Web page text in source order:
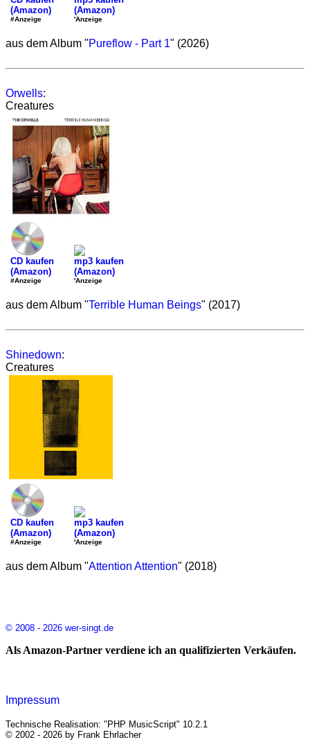
(Amazon)
#Anzeige
(Amazon)
'Anzeige
aus dem Album "Pureflow - Part 1" (2026)
Orwells:
Creatures
CD kaufen
(Amazon)
#Anzeige
mp3 kaufen
(Amazon)
'Anzeige
aus dem Album "Terrible Human Beings" (2017)
Shinedown:
Creatures
CD kaufen
(Amazon)
#Anzeige
mp3 kaufen
(Amazon)
'Anzeige
aus dem Album "Attention Attention" (2018)
© 2008 - 2026 wer-singt.de
Als Amazon-Partner verdiene ich an qualifizierten Verkäufen.
Impressum
Technische Realisation: "PHP MusicScript" 10.2.1
© 2002 - 2026 by Frank Ehrlacher